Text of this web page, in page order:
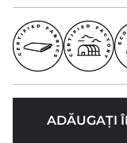
ADĂUGAȚI